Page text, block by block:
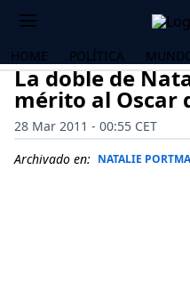
HOME POLÍTICA
La doble de
mérito al Oscar
28 Mar 2011 - 00:55 CET
Archivado en: NATALIE